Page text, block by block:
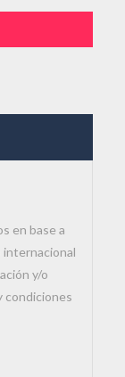
en base a
internacional
y/o
condiciones